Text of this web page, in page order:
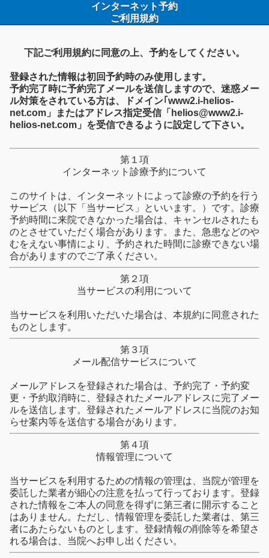
インターネット予約
ご利用規約
下記ご利用規約に同意の上、予約をしてください。
登録された情報は初回予約時のみ使用します。
予約完了時に予約完了メールを送信しますので、迷惑メー
ル対策をされている方は、ドメイン｢www2.i-helios-
net.com」またはアドレス指定受信「helios@www2.i-
helios-net.com」を受信できるように設定して下さい。
第１項
インターネット診療予約について
このサイトは、インターネットによって診療の予約を行う
サービス（以下「当サービス」といいます。）です。診療
予約時間に来院できなかった場合は、キャンセルされたも
のとさせていただく場合があります。また、急患などのや
むをえない事情により、予約された時間に診療できない場
合がありますのでご了承ください。
第２項
当サービスの利用について
当サービスを利用いただいた場合は、本規約に同意された
ものとします。
第３項
メール配信サービスについて
メールアドレスを登録された場合は、予約完了・予約変
更・予約取消時に、登録されたメールアドレスに完了メー
ルを送信します。登録されたメールアドレスに当院のお知
らせ案内等を送信する場合があります。
第４項
情報管理について
当サービスを利用するための情報の管理は、当院が管理を
委託した業者が細心の注意を払って行っております。登録
された情報をご本人の同意を得ずに第三者に開示すること
はありません。ただし、情報管理を委託した業者は、第三
者にあたらないものとします。登録情報の削除等を希望さ
れる場合は、当院へお申し出ください。